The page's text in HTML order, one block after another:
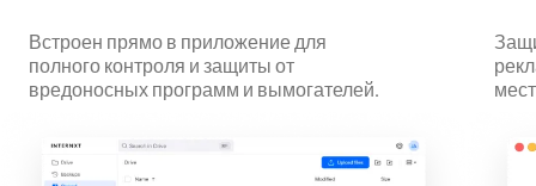
Встроен прямо в приложение для
полного контроля и защиты от
вредоносных программ и вымогателей.